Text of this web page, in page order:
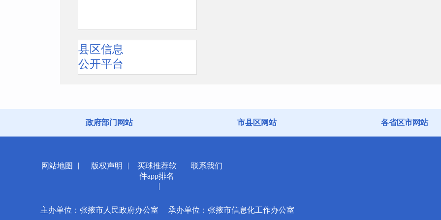
县区信息
公开平台
政府部门网站 市县区网站 各省区市网站
网站地图 | 版权声明 |
买球推荐软
件app排名
|
联系我们
主办单位：张掖市人民政府办公室 承办单位：张掖市信息化工作办公室